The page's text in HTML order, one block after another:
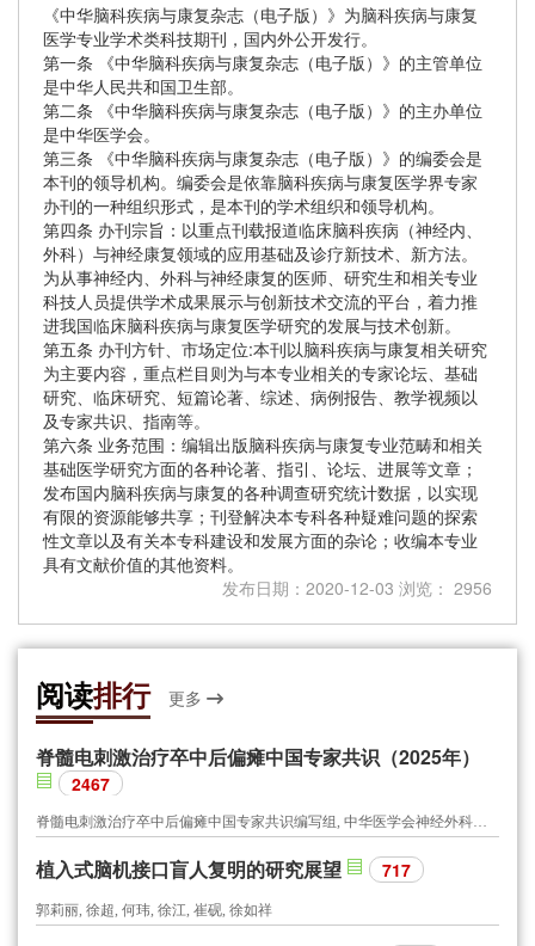
《中华脑科疾病与康复杂志（电子版）》为脑科疾病与康复
医学专业学术类科技期刊，国内外公开发行。
第一条 《中华脑科疾病与康复杂志（电子版）》的主管单位
是中华人民共和国卫生部。
第二条 《中华脑科疾病与康复杂志（电子版）》的主办单位
是中华医学会。
第三条 《中华脑科疾病与康复杂志（电子版）》的编委会是
本刊的领导机构。编委会是依靠脑科疾病与康复医学界专家
办刊的一种组织形式，是本刊的学术组织和领导机构。
第四条 办刊宗旨：以重点刊载报道临床脑科疾病（神经内、
外科）与神经康复领域的应用基础及诊疗新技术、新方法。
为从事神经内、外科与神经康复的医师、研究生和相关专业
科技人员提供学术成果展示与创新技术交流的平台，着力推
进我国临床脑科疾病与康复医学研究的发展与技术创新。
第五条 办刊方针、市场定位:本刊以脑科疾病与康复相关研究
为主要内容，重点栏目则为与本专业相关的专家论坛、基础
研究、临床研究、短篇论著、综述、病例报告、教学视频以
及专家共识、指南等。
第六条 业务范围：编辑出版脑科疾病与康复专业范畴和相关
基础医学研究方面的各种论著、指引、论坛、进展等文章；
发布国内脑科疾病与康复的各种调查研究统计数据，以实现
有限的资源能够共享；刊登解决本专科各种疑难问题的探索
性文章以及有关本专科建设和发展方面的杂论；收编本专业
具有文献价值的其他资料。
发布日期：2020-12-03 浏览： 2956
阅读排行 更多
脊髓电刺激治疗卒中后偏瘫中国专家共识（2025年）
2467
脊髓电刺激治疗卒中后偏瘫中国专家共识编写组, 中华医学会神经外科学分会功能神经外科学组, 中国研究型医院学会神经外科学专业委员会, 世界华人神经外科协会功能神经外科专业委员会, 北京医学会神经外科学分会功能神经外科专业组, 北京医学会神经外科学分会周围神经外科专业组
植入式脑机接口盲人复明的研究展望 717
郭莉丽, 徐超, 何玮, 徐江, 崔砚, 徐如祥